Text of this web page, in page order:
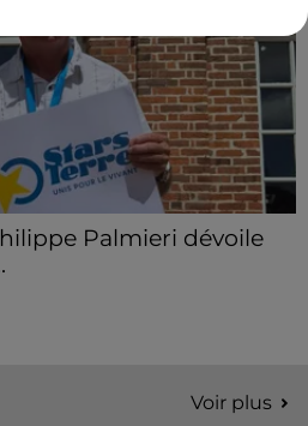
Palmieri dévoile
Voir plus